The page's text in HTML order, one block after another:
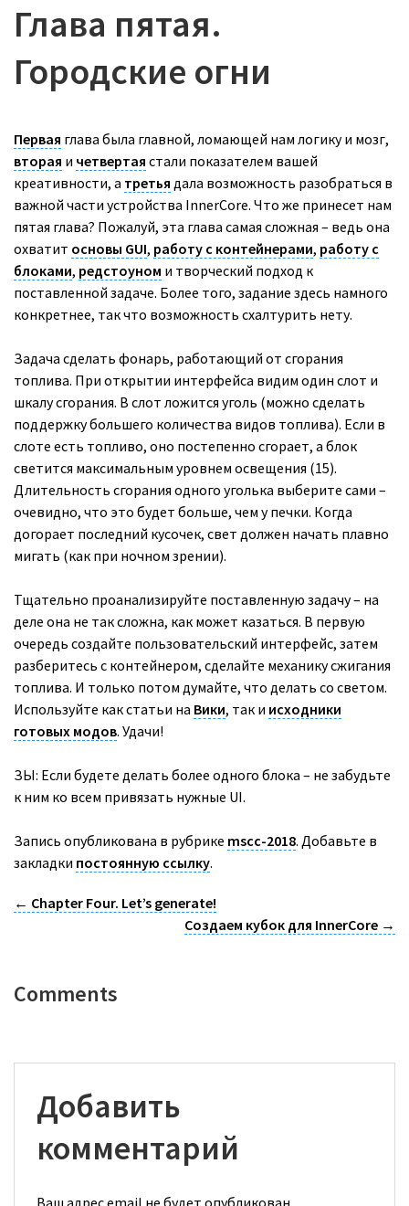
Глава пятая.
Городские огни
Первая глава была главной, ломающей нам логику и мозг,
вторая и четвертая стали показателем вашей
креативности, а третья дала возможность разобраться в
важной части устройства InnerCore. Что же принесет нам
пятая глава? Пожалуй, эта глава самая сложная – ведь она
охватит основы GUI, работу с контейнерами, работу с
блоками, редстоуном и творческий подход к
поставленной задаче. Более того, задание здесь намного
конкретнее, так что возможность схалтурить нету.
Задача сделать фонарь, работающий от сгорания
топлива. При открытии интерфейса видим один слот и
шкалу сгорания. В слот ложится уголь (можно сделать
поддержку большего количества видов топлива). Если в
слоте есть топливо, оно постепенно сгорает, а блок
светится максимальным уровнем освещения (15).
Длительность сгорания одного уголька выберите сами –
очевидно, что это будет больше, чем у печки. Когда
догорает последний кусочек, свет должен начать плавно
мигать (как при ночном зрении).
Тщательно проанализируйте поставленную задачу – на
деле она не так сложна, как может казаться. В первую
очередь создайте пользовательский интерфейс, затем
разберитесь с контейнером, сделайте механику сжигания
топлива. И только потом думайте, что делать со светом.
Используйте как статьи на Вики, так и исходники
готовых модов. Удачи!
ЗЫ: Если будете делать более одного блока – не забудьте
к ним ко всем привязать нужные UI.
Запись опубликована в рубрике mscc-2018. Добавьте в
закладки постоянную ссылку.
← Chapter Four. Let’s generate!
Создаем кубок для InnerCore →
Comments
Добавить
комментарий
Ваш адрес email не будет опубликован.